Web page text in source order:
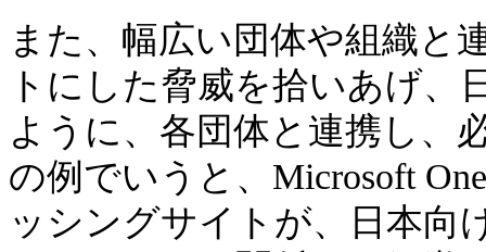
また、幅広い団体や組織と
トにした脅威を拾いあげ、
ように、各団体と連携し、
の例でいうと、Microsoft
ッシングサイトが、日本向